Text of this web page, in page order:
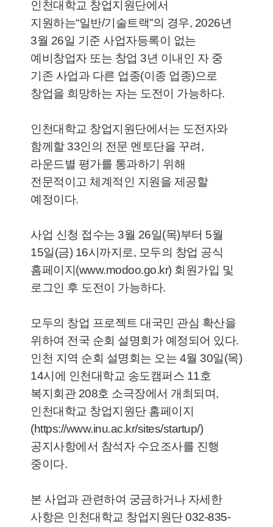
인천대학교 창업지원단에서
지원하는“일반/기술트랙”의 경우, 2026년
3월 26일 기준 사업자등록이 없는
예비창업자 또는 창업 3년 이내인 자 중
기존 사업과 다른 업종(이종 업종)으로
창업을 희망하는 자는 도전이 가능하다.
인천대학교 창업지원단에서는 도전자와
함께할 33인의 전문 멘토단을 꾸려,
라운드별 평가를 통과하기 위해
전문적이고 체계적인 지원을 제공할
예정이다.
사업 신청 접수는 3월 26일(목)부터 5월
15일(금) 16시까지로, 모두의 창업 공식
홈페이지(www.modoo.go.kr) 회원가입 및
로그인 후 도전이 가능하다.
모두의 창업 프로젝트 대국민 관심 확산을
위하여 전국 순회 설명회가 예정되어 있다.
인천 지역 순회 설명회는 오는 4월 30일(목)
14시에 인천대학교 송도캠퍼스 11호
복지회관 208호 소극장에서 개최되며,
인천대학교 창업지원단 홈페이지
(https://www.inu.ac.kr/sites/startup/)
공지사항에서 참석자 수요조사를 진행
중이다.
본 사업과 관련하여 궁금하거나 자세한
사항은 인천대학교 창업지원단 032-835-